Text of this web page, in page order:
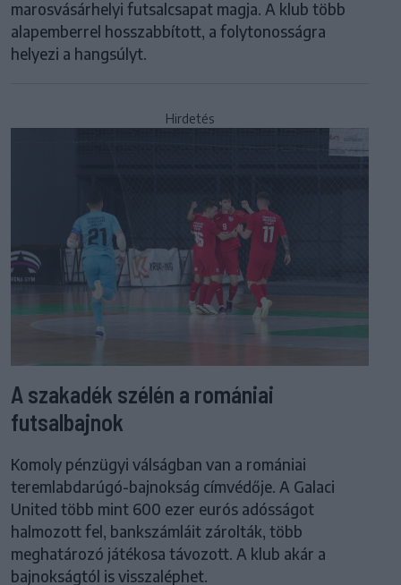
marosvásárhelyi futsalcsapat magja. A klub több
alapemberrel hosszabbított, a folytonosságra
helyezi a hangsúlyt.
Hirdetés
A szakadék szélén a romániai
futsalbajnok
Komoly pénzügyi válságban van a romániai
teremlabdarúgó-bajnokság címvédője. A Galaci
United több mint 600 ezer eurós adósságot
halmozott fel, bankszámláit zárolták, több
meghatározó játékosa távozott. A klub akár a
bajnokságtól is visszaléphet.